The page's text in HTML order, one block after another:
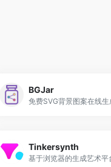
BGJar
Tinkersynth